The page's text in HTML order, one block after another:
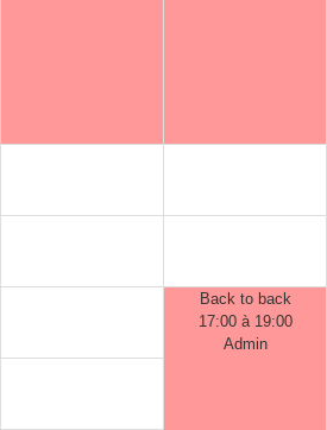
Back to back
17:00 à 19:00
Admin